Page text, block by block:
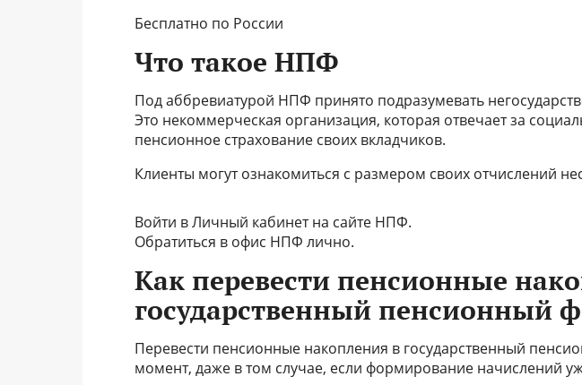
Бесплатно по России
Что такое НПФ
Под аббревиатурой НПФ принято подразумевать
Это некоммерческая организация, которая отвечает за
пенсионное страхование своих вкладчиков.
Клиенты могут ознакомиться с размером своих отчислений
Войти в Личный кабинет на сайте НПФ.
Обратиться в офис НПФ лично.
Как перевести пенсионные
государственный пенсионный
Перевести пенсионные накопления в государственный
момент, даже в том случае, если формирование начислений